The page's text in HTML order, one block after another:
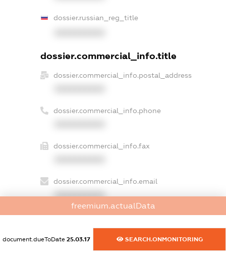
dossier.russian_reg_title
dossier.commercial_info.title
dossier.commercial_info.postal_address
dossier.commercial_info.phone
dossier.commercial_info.fax
dossier.commercial_info.email
XXXXXXXXXX
dossier.commercial_info.website
XXXXXXXXXX
dossier.commercial_info.activity
freemium.actualData
document.dueToDate 25.03.17 SEARCH.ONMONITORING